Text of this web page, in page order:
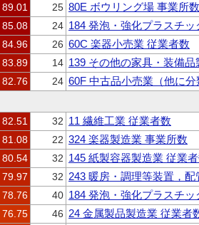
89.01
25 80E ボウリング場 事業所数
85.08
24 184 発泡・強化プラスチ
84.96
26 60C 楽器小売業 従業者数
83.89
14 139 その他の家具・装備
82.76
24 60F 中古品小売業（他に
82.51 32 11 繊維工業 従業者数
81.08
22 324 楽器製造業 事業所数
80.54
32 145 紙製容器製造業 従業
79.97
32 243 暖房・調理等装置，
78.76
40 184 発泡・強化プラスチ
76.75
46 24 金属製品製造業 従業者